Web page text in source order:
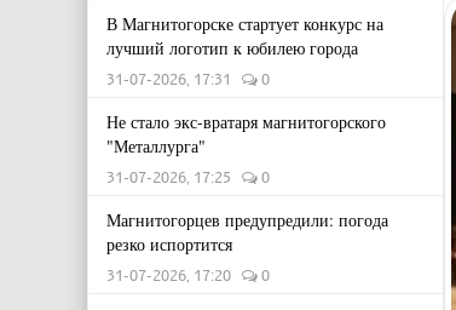
В Магнитогорске стартует конкурс на
лучший логотип к юбилею города
31-07-2026, 17:31 0
Не стало экс-вратаря магнитогорского
"Металлурга"
31-07-2026, 17:25 0
Магнитогорцев предупредили: погода
резко испортится
31-07-2026, 17:20 0